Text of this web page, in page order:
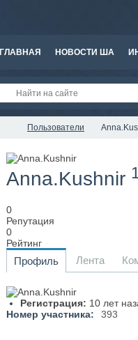
ГЛАВНАЯ НОВОСТИ ША
Пользователи
Anna.Kushnir
0
Репутация
0
Рейтинг
Профиль Лента
Регистрация: 10 лет
Номер участника:
393